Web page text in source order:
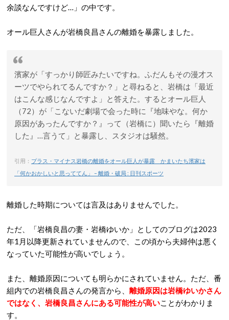
余談なんですけど…」の中です。
オール巨人さんが岩橋良昌さんの離婚を暴露しました。
濱家が「すっかり師匠みたいですね。ふだんもその漫才ス
ーツでやられてるんですか？」と尋ねると、岩橋は「最近
はこんな感じなんですよ」と答えた。するとオール巨人
（72）が「こないだ劇場で会った時に『地味やな。何か
原因があったんですか？』って（岩橋に）聞いたら『離婚
した』…言うて」と暴露し、スタジオは騒然。
引用： プラス・マイナス岩橋の離婚をオール巨人が暴露 かまいたち濱家は
「何かおかしいと思っててん」 – 離婚・破局 : 日刊スポーツ
離婚した時期については言及はありませんでした。
ただ、「岩橋良昌の妻・岩橋ゆいか」としてのブログは2023
年1月以降更新されていませんので、この頃から夫婦仲は悪く
なっていた可能性が高いでしょう。
また、離婚原因についても明らかにされていません。ただ、番
組内での岩橋良昌さんの発言から、 離婚原因は岩橋ゆいかさん
ではなく、岩橋良昌さんにある可能性が高いことがわかりま
す。